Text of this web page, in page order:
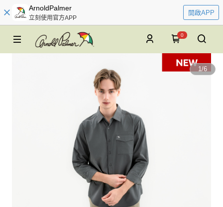
ArnoldPalmer
立刻使用官方APP
開啟APP
0
1/6